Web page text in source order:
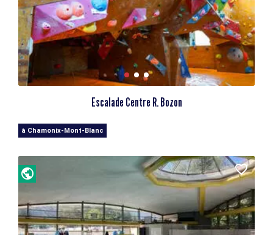
Escalade Centre R. Bozon
à Chamonix-Mont-Blanc